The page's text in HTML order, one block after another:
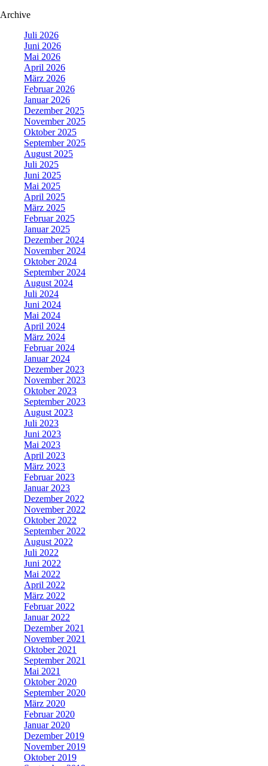
Archive
Juli 2026
Juni 2026
Mai 2026
April 2026
März 2026
Februar 2026
Januar 2026
Dezember 2025
November 2025
Oktober 2025
September 2025
August 2025
Juli 2025
Juni 2025
Mai 2025
April 2025
März 2025
Februar 2025
Januar 2025
Dezember 2024
November 2024
Oktober 2024
September 2024
August 2024
Juli 2024
Juni 2024
Mai 2024
April 2024
März 2024
Februar 2024
Januar 2024
Dezember 2023
November 2023
Oktober 2023
September 2023
August 2023
Juli 2023
Juni 2023
Mai 2023
April 2023
März 2023
Februar 2023
Januar 2023
Dezember 2022
November 2022
Oktober 2022
September 2022
August 2022
Juli 2022
Juni 2022
Mai 2022
April 2022
März 2022
Februar 2022
Januar 2022
Dezember 2021
November 2021
Oktober 2021
September 2021
Mai 2021
Oktober 2020
September 2020
März 2020
Februar 2020
Januar 2020
Dezember 2019
November 2019
Oktober 2019